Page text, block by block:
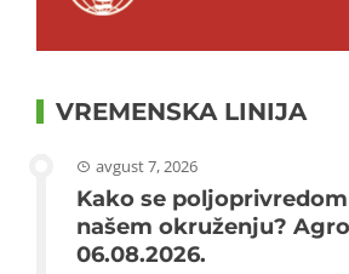
VREMENSKA LINIJA
avgust 7, 2026
Kako se
našem okruženju?
06.08.2026.